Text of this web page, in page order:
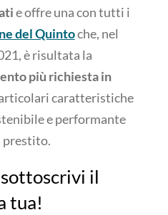
e offre una con tutti i
del Quintoche, nel
è risultata la
più richiesta in
caratteristiche
e performante
prestito.
il
tua!